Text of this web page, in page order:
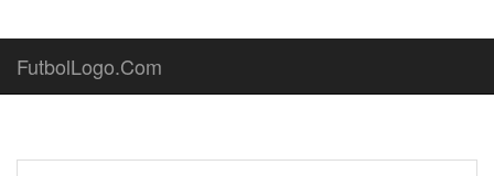
FutbolLogo.Com